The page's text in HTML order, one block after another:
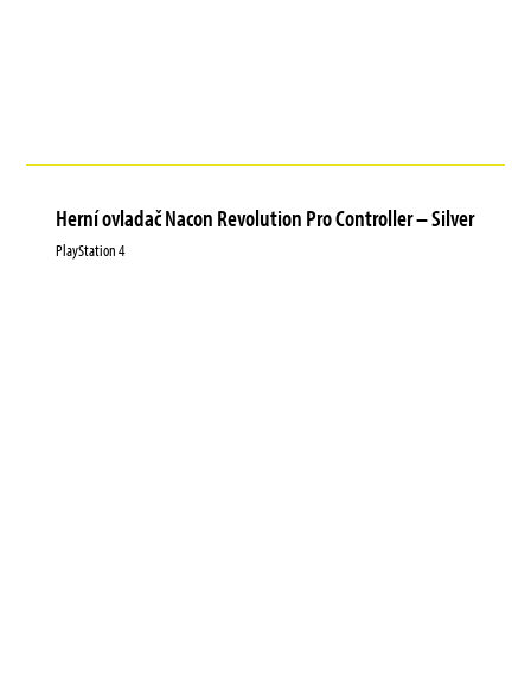
Herní ovladač Nacon Revolution Pro Controller – Silver
PlayStation 4